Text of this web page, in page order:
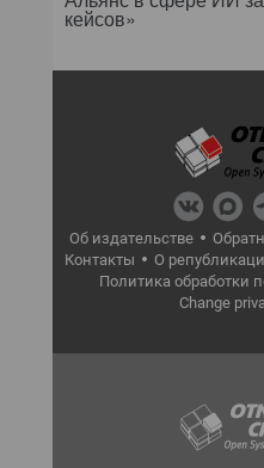
кейсов»
Об издательстве
Контакты
О
Политика обработки
Change